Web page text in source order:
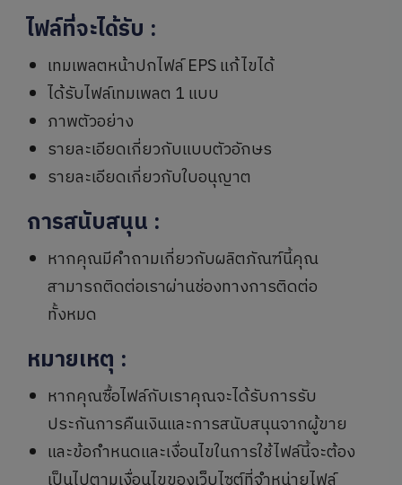
ไฟล์ที่จะได้รับ :
เทมเพลตหน้าปกไฟล์ EPS แก้ไขได้
ได้รับไฟล์เทมเพลต 1 แบบ
ภาพตัวอย่าง
รายละเอียดเกี่ยวกับแบบตัวอักษร
รายละเอียดเกี่ยวกับใบอนุญาต
การสนับสนุน :
หากคุณมีคำถามเกี่ยวกับผลิตภัณฑ์นี้คุณ
สามารถติดต่อเราผ่านช่องทางการติดต่อ
ทั้งหมด
หมายเหตุ :
หากคุณซื้อไฟล์กับเราคุณจะได้รับการรับ
ประกันการคืนเงินและการสนับสนุนจากผู้ขาย
และข้อกำหนดและเงื่อนไขในการใช้ไฟล์นี้จะต้อง